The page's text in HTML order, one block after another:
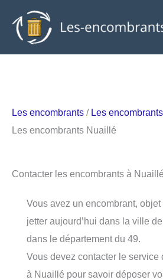
contenu
Les encombrants / Les
Les encombrants Nuaillé
Contacter les encombrants à
Vous avez un encombrant,
jetter aujourd’hui dans la ville
dans le département du 49.
Vous devez contacter le service
à Nuaillé pour savoir déposer